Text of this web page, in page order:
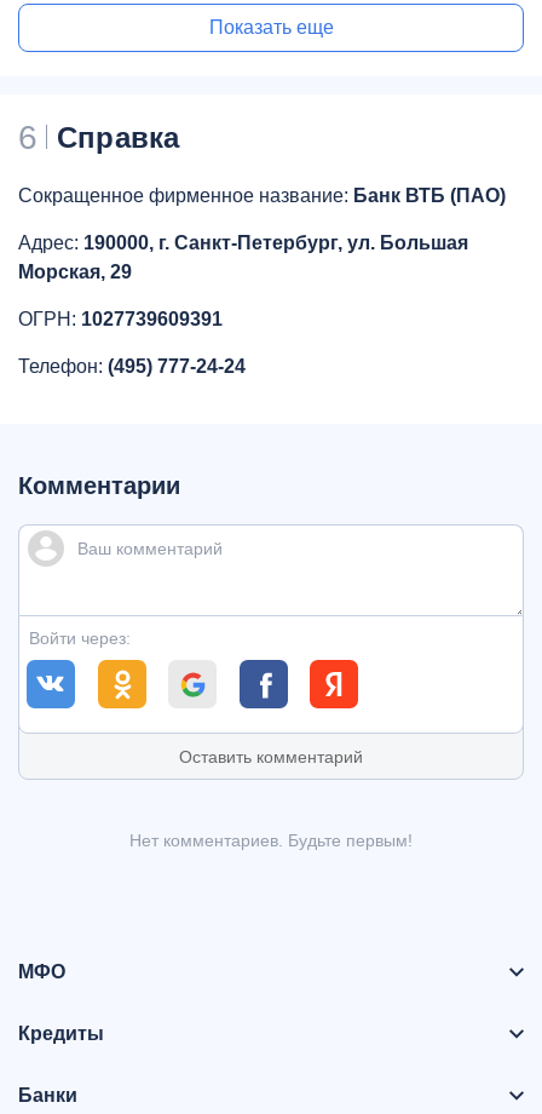
Показать еще
6 Справка
Сокращенное фирменное название: Банк ВТБ (ПАО)
Адрес: 190000, г. Санкт-Петербург, ул. Большая
Морская, 29
ОГРН: 1027739609391
Телефон: (495) 777-24-24
Комментарии
Войти через:
Оставить комментарий
Нет комментариев. Будьте первым!
МФО
Кредиты
Банки